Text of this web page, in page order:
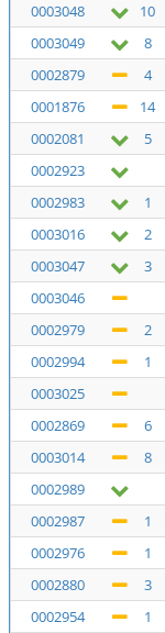
0003048
10
0003049
8
0002879
4
0001876
14
0002081
5
0002923
0002983
1
0003016
2
0003047
3
0003046
0002979
2
0002994
1
0003025
0002869
6
0003014
8
0002989
0002987
1
0002976
1
0002880
3
0002954
1